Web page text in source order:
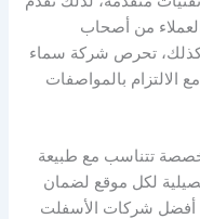
من أصحاب
كذلك، تحرص شركة سماء
الالتزام بالمواصفات
تتناسب مع طبيعة
لكل موقع لضمان
أفضل شركات الأسفلت